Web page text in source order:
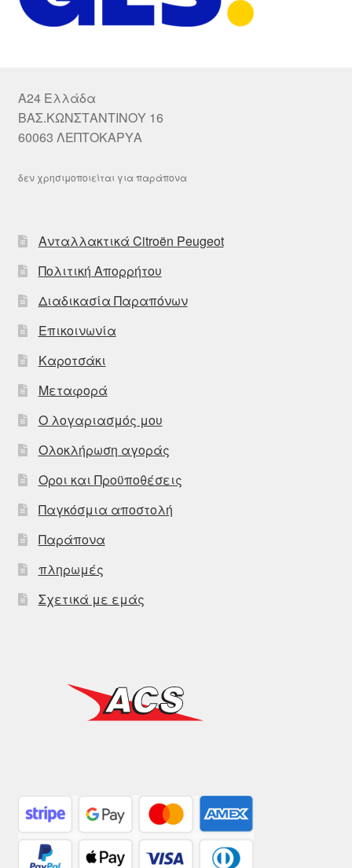
A24 Ελλάδα
ΒΑΣ.ΚΩΝΣΤΑΝΤΙΝΟΥ 16
60063 ΛΕΠΤΟΚΑΡΥΑ
δεν χρησιμοποιείται για παράπονα
Ανταλλακτικά Citroën Peugeot
Πολιτική Απορρήτου
Διαδικασία Παραπόνων
Επικοινωνία
Καροτσάκι
Μεταφορά
Ο λογαριασμός μου
Ολοκλήρωση αγοράς
Οροι και Προϋποθέσεις
Παγκόσμια αποστολή
Παράπονα
πληρωμές
Σχετικά με εμάς